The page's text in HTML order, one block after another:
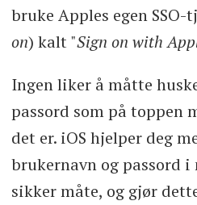
bruke Apples egen SSO-
on) kalt "Sign on with
Ingen liker å måtte
passord som på toppen
det er. iOS hjelper deg
brukernavn og passord
sikker måte, og gjør